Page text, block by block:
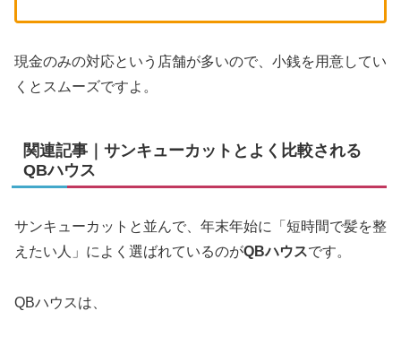
現金のみの対応という店舗が多いので、小銭を用意してい
くとスムーズですよ。
関連記事｜サンキューカットとよく比較される
QBハウス
サンキューカットと並んで、年末年始に「短時間で髪を整
えたい人」によく選ばれているのがQBハウスです。
QBハウスは、